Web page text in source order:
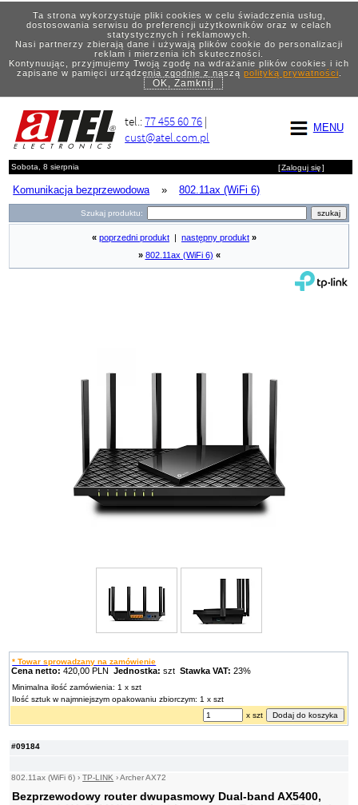
Ta strona wykorzystuje pliki cookies w celu świadczenia usług,
dostosowania serwisu do preferencji użytkowników oraz w celach
statystycznych i reklamowych.
Nasi partnerzy zbierają dane i używają plików cookie do personalizacji
reklam i mierzenia ich skuteczności.
Kontynuując, przyjmujemy Twoją zgodę na wdrażanie plików cookies i ich
zapisane w pamięci urządzenia zgodnie z naszą polityką prywatności.
OK, Zamknij
MENU
tel.:77 455 60 76 |
cust@atel.com.pl
Sobota, 8 sierpnia [Zaloguj się]
Komunikacja bezprzewodowa » 802.11ax (WiFi 6)
Szukaj produktu:
#09184
802.11ax (WiFi 6) ›TP-LINK ›Archer AX72
Bezprzewodowy router dwupasmowy Dual-band AX5400,
« poprzedni produkt następny produkt »
» 802.11ax (WiFi 6) «
* Towar sprowadzany na zamówienie
Cena netto: 420,00 PLNJednostka: sztStawka VAT: 23%
Minimalna ilość zamówienia: 1 x szt
Ilość sztuk w najmniejszym opakowaniu zbiorczym: 1 x szt
x szt